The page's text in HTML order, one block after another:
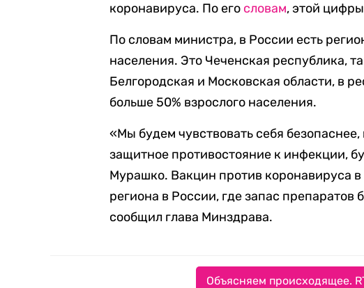
коронавируса. По его словам, этой
По словам министра, в России есть
населения. Это Чеченская республика,
Белгородская и Московская области, в
больше 50% взрослого населения.
«Мы будем чувствовать себя
защитное противостояние к инфекции,
Мурашко. Вакцин против коронавируса в
региона в России, где запас
сообщил глава Минздрава.
Объясняем происходящее.